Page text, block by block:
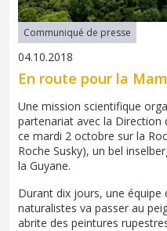
Communiqué de presse
04.10.2018
En route pour la
Une mission scientifique
partenariat avec la Direction
ce mardi 2 octobre sur la
Roche Susky), un bel
la Guyane.
Durant dix jours, une équipe
naturalistes va passer au
abrite des peintures